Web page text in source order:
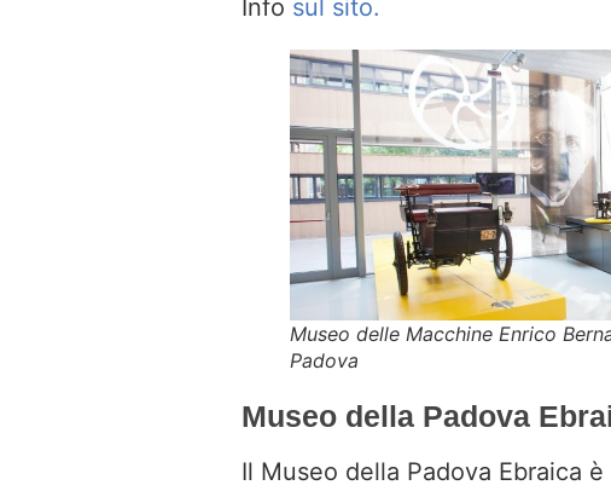
Info sul sito.
Museo delle Macchine Enrico
Padova
Museo della Padova
Il Museo della Padova Ebraica